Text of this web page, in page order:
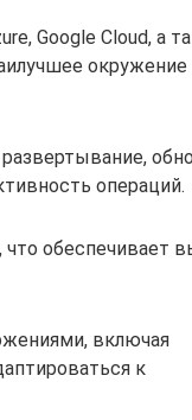
Google Cloud, а
окружение
операций.
что обеспечивает
включая
к